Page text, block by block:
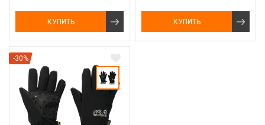
КУПИТЬ КУПИТЬ
-30%